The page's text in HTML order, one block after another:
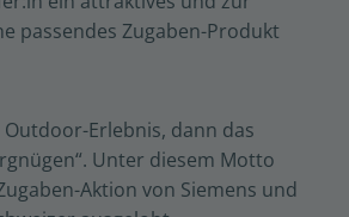
passendes Zugaben-Produkt
Outdoor-Erlebnis, dann das
Unter diesem Motto
Aktion von Siemens und